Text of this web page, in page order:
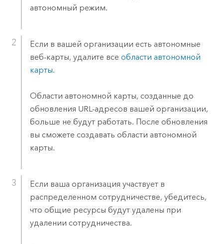
автономный режим.
Если в вашей организации есть автономные
веб-карты, удалите все области автономной
карты.
Области автономной карты, созданные до
обновления URL-адресов вашей организации,
больше не будут работать. После обновления
вы сможете создавать области автономной
карты.
Если ваша организация участвует в
распределенном сотрудничестве, убедитесь,
что общие ресурсы будут удалены при
удалении сотрудничества.